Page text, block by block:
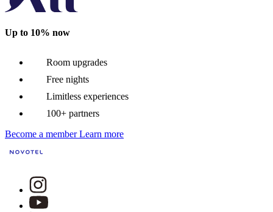
Up to 10% now
Room upgrades
Free nights
Limitless experiences
100+ partners
Become a member Learn more